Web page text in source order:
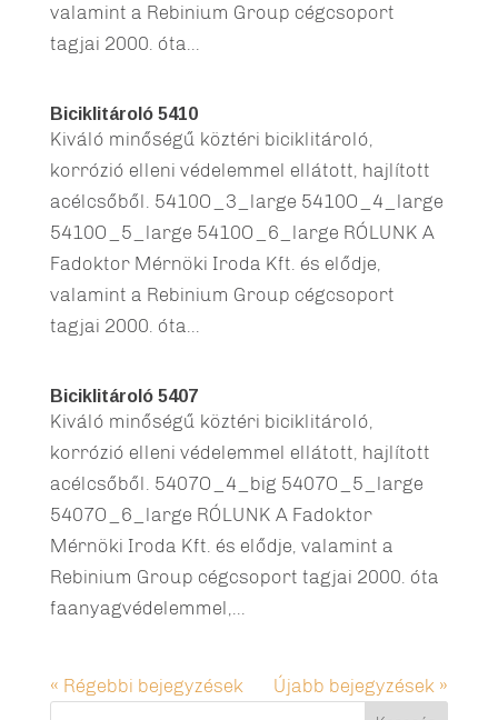
valamint a Rebinium Group cégcsoport
tagjai 2000. óta...
Biciklitároló 5410
Kiváló minőségű köztéri biciklitároló,
korrózió elleni védelemmel ellátott, hajlított
acélcsőből. 5410O_3_large 5410O_4_large
5410O_5_large 5410O_6_large RÓLUNK A
Fadoktor Mérnöki Iroda Kft. és elődje,
valamint a Rebinium Group cégcsoport
tagjai 2000. óta...
Biciklitároló 5407
Kiváló minőségű köztéri biciklitároló,
korrózió elleni védelemmel ellátott, hajlított
acélcsőből. 5407O_4_big 5407O_5_large
5407O_6_large RÓLUNK A Fadoktor
Mérnöki Iroda Kft. és elődje, valamint a
Rebinium Group cégcsoport tagjai 2000. óta
faanyagvédelemmel,...
« Régebbi bejegyzések Újabb bejegyzések »